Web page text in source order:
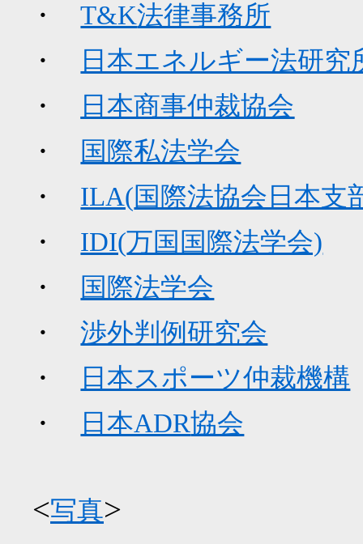
・
T&K法律事務所
・
日本エネルギー法研究
・
日本商事仲裁協会
・
国際私法学会
・
ILA(国際法協会日本支
・
IDI(万国国際法学会)
・
国際法学会
・
渉外判例研究会
・
日本スポーツ仲裁機構
・
日本ADR協会
<写真>